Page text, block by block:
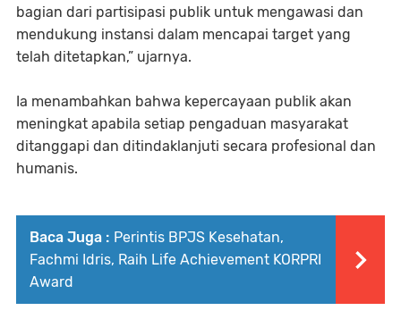
bagian dari partisipasi publik untuk mengawasi dan
mendukung instansi dalam mencapai target yang
telah ditetapkan,” ujarnya.
Ia menambahkan bahwa kepercayaan publik akan
meningkat apabila setiap pengaduan masyarakat
ditanggapi dan ditindaklanjuti secara profesional dan
humanis.
Baca Juga : Perintis BPJS Kesehatan,
Fachmi Idris, Raih Life Achievement KORPRI
Award